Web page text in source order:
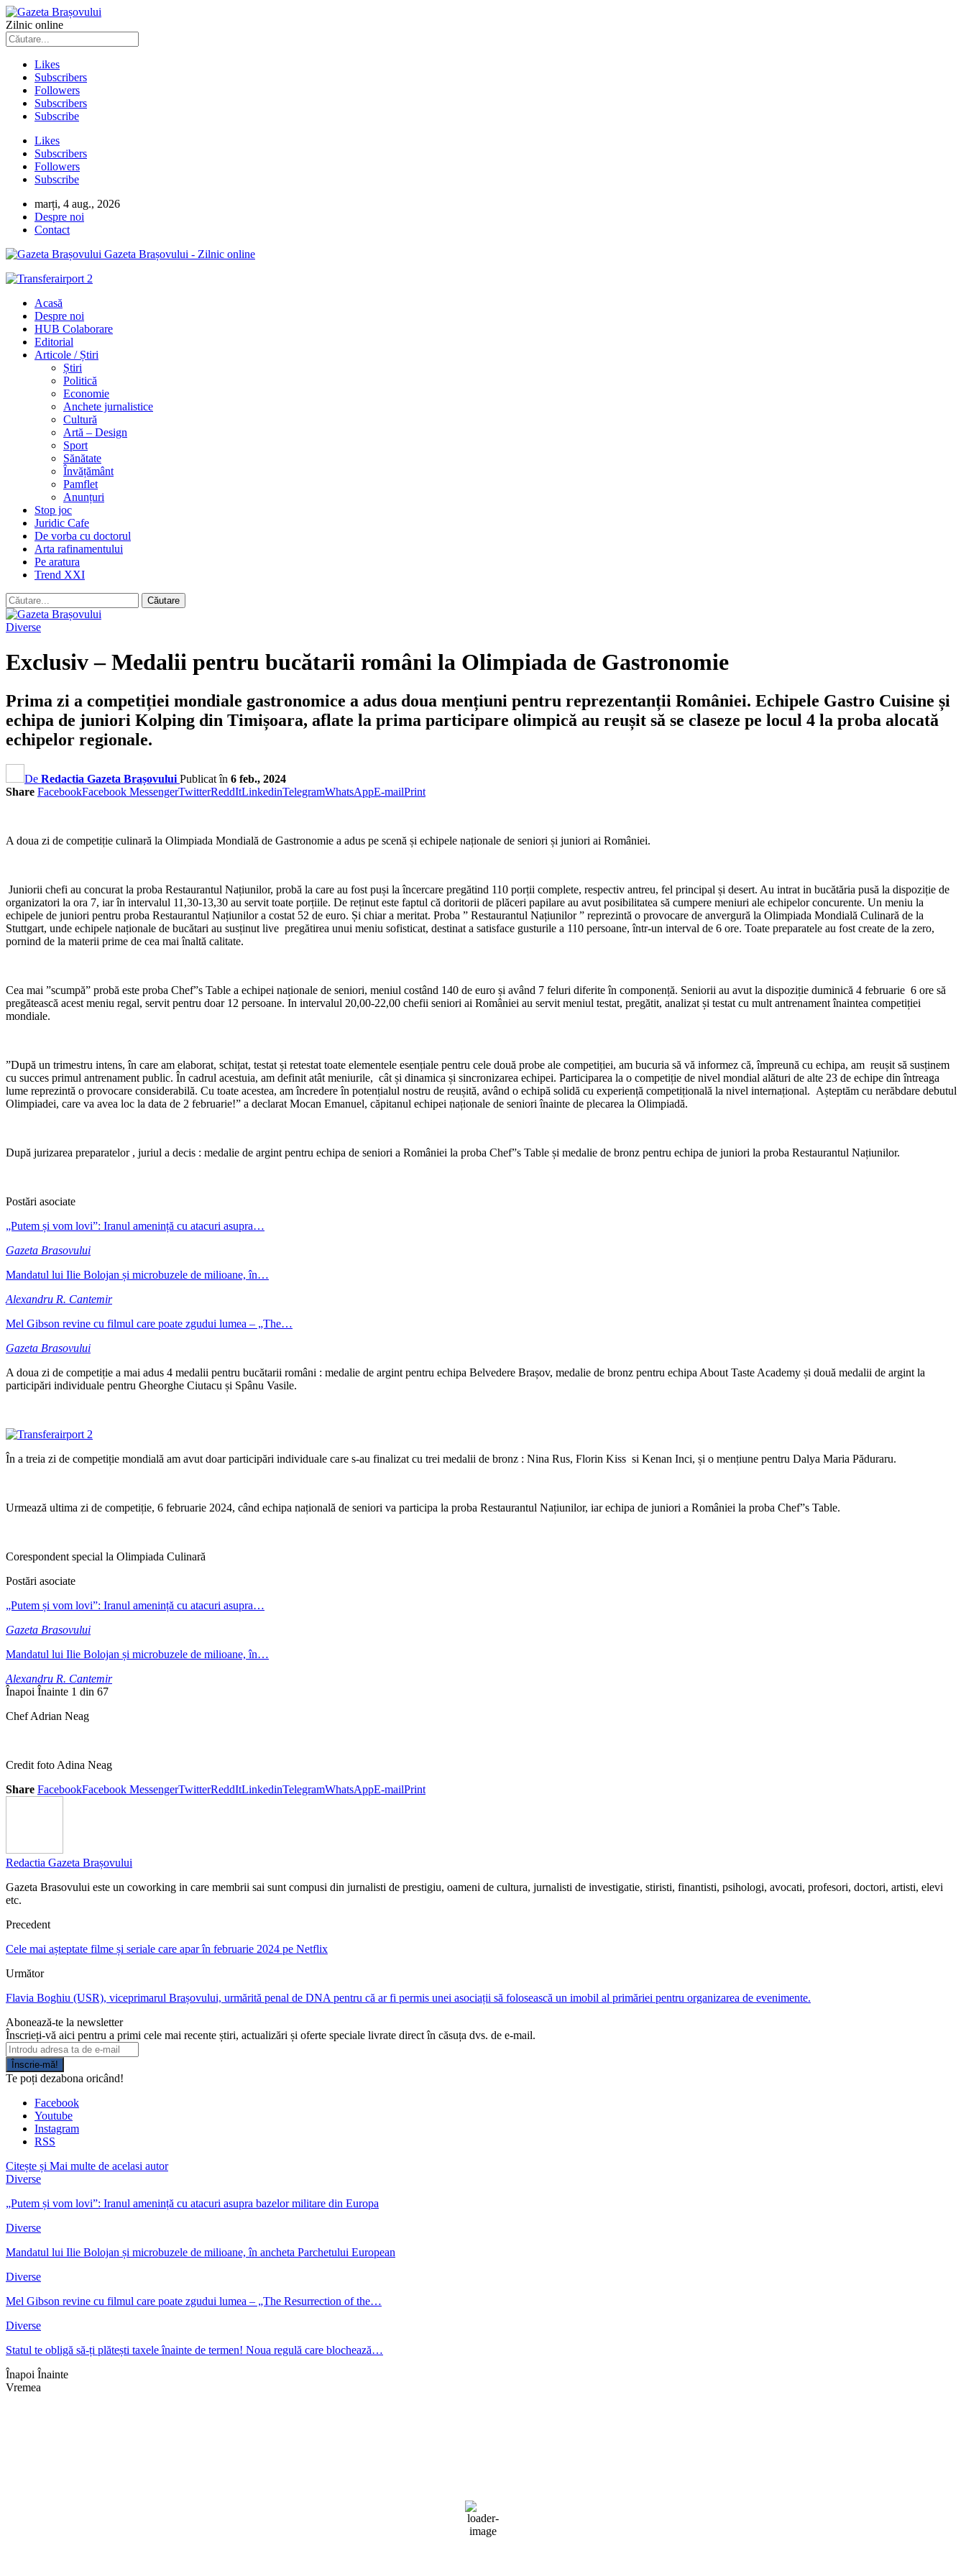
Zilnic online
Likes
Subscribers
Followers
Subscribers
Subscribe
Likes
Subscribers
Followers
Subscribe
marți, 4 aug., 2026
Despre noi
Contact
Gazeta Brașovului - Zilnic online
Acasă
Despre noi
HUB Colaborare
Editorial
Articole / Știri
Știri
Politică
Economie
Anchete jurnalistice
Cultură
Artă – Design
Sport
Sănătate
Învățământ
Pamflet
Anunțuri
Stop joc
Juridic Cafe
De vorba cu doctorul
Arta rafinamentului
Pe aratura
Trend XXI
Diverse
Exclusiv – Medalii pentru bucătarii români la Olimpiada de Gastronomie
Prima zi a competiției mondiale gastronomice a adus doua mențiuni pentru reprezentanții României. Echipele Gastro Cuisine și
echipa de juniori Kolping din Timișoara, aflate la prima participare olimpică au reușit să se claseze pe locul 4 la proba alocată
echipelor regionale.
De Redactia Gazeta Brașovului Publicat în 6 feb., 2024
Share FacebookFacebook MessengerTwitterReddItLinkedinTelegramWhatsAppE-mailPrint
A doua zi de competiție culinară la Olimpiada Mondială de Gastronomie a adus pe scenă și echipele naționale de seniori și juniori ai României.
Juniorii chefi au concurat la proba Restaurantul Națiunilor, probă la care au fost puși la încercare pregătind 110 porții complete, respectiv antreu, fel principal și desert. Au intrat in bucătăria pusă la dispoziție de
organizatori la ora 7, iar în intervalul 11,30-13,30 au servit toate porțiile. De reținut este faptul că doritorii de plăceri papilare au avut posibilitatea să cumpere meniuri ale echipelor concurente. Un meniu la
echipele de juniori pentru proba Restaurantul Națiunilor a costat 52 de euro. Și chiar a meritat. Proba ” Restaurantul Națiunilor ” reprezintă o provocare de anvergură la Olimpiada Mondială Culinară de la
Stuttgart, unde echipele naționale de bucătari au susținut live pregătirea unui meniu sofisticat, destinat a satisface gusturile a 110 persoane, într-un interval de 6 ore. Toate preparatele au fost create de la zero,
pornind de la materii prime de cea mai înaltă calitate.
Cea mai ”scumpă” probă este proba Chef”s Table a echipei naționale de seniori, meniul costând 140 de euro și având 7 feluri diferite în componență. Seniorii au avut la dispoziție duminică 4 februarie 6 ore să
pregătească acest meniu regal, servit pentru doar 12 persoane. In intervalul 20,00-22,00 chefii seniori ai României au servit meniul testat, pregătit, analizat și testat cu mult antrenament înaintea competiției
mondiale.
”După un trimestru intens, în care am elaborat, schițat, testat și retestat toate elementele esențiale pentru cele două probe ale competiției, am bucuria să vă informez că, împreună cu echipa, am reușit să susținem
cu succes primul antrenament public. În cadrul acestuia, am definit atât meniurile, cât și dinamica și sincronizarea echipei. Participarea la o competiție de nivel mondial alături de alte 23 de echipe din întreaga
lume reprezintă o provocare considerabilă. Cu toate acestea, am încredere în potențialul nostru de reușită, având o echipă solidă cu experiență competițională la nivel internațional. Așteptăm cu nerăbdare debutul
Olimpiadei, care va avea loc la data de 2 februarie!” a declarat Mocan Emanuel, căpitanul echipei naționale de seniori înainte de plecarea la Olimpiadă.
După jurizarea preparatelor , juriul a decis : medalie de argint pentru echipa de seniori a României la proba Chef”s Table și medalie de bronz pentru echipa de juniori la proba Restaurantul Națiunilor.
Postări asociate
„Putem și vom lovi”: Iranul amenință cu atacuri asupra…
Gazeta Brasovului
Mandatul lui Ilie Bolojan și microbuzele de milioane, în…
Alexandru R. Cantemir
Mel Gibson revine cu filmul care poate zgudui lumea – „The…
Gazeta Brasovului
A doua zi de competiție a mai adus 4 medalii pentru bucătarii români : medalie de argint pentru echipa Belvedere Brașov, medalie de bronz pentru echipa About Taste Academy și două medalii de argint la
participări individuale pentru Gheorghe Ciutacu și Spânu Vasile.
În a treia zi de competiție mondială am avut doar participări individuale care s-au finalizat cu trei medalii de bronz : Nina Rus, Florin Kiss si Kenan Inci, și o mențiune pentru Dalya Maria Păduraru.
Urmează ultima zi de competiție, 6 februarie 2024, când echipa națională de seniori va participa la proba Restaurantul Națiunilor, iar echipa de juniori a României la proba Chef”s Table.
Corespondent special la Olimpiada Culinară
Postări asociate
„Putem și vom lovi”: Iranul amenință cu atacuri asupra…
Gazeta Brasovului
Mandatul lui Ilie Bolojan și microbuzele de milioane, în…
Alexandru R. Cantemir
Înapoi Înainte 1 din 67
Chef Adrian Neag
Credit foto Adina Neag
Share FacebookFacebook MessengerTwitterReddItLinkedinTelegramWhatsAppE-mailPrint
Redactia Gazeta Brașovului
Gazeta Brasovului este un coworking in care membrii sai sunt compusi din jurnalisti de prestigiu, oameni de cultura, jurnalisti de investigatie, stiristi, finantisti, psihologi, avocati, profesori, doctori, artisti, elevi
etc.
Precedent
Cele mai așteptate filme și seriale care apar în februarie 2024 pe Netflix
Următor
Flavia Boghiu (USR), viceprimarul Brașovului, urmărită penal de DNA pentru că ar fi permis unei asociații să folosească un imobil al primăriei pentru organizarea de evenimente.
Abonează-te la newsletter
Înscrieți-vă aici pentru a primi cele mai recente știri, actualizări și oferte speciale livrate direct în căsuța dvs. de e-mail.
Înscrie-mă!
Te poți dezabona oricând!
Facebook
Youtube
Instagram
RSS
Citește și Mai multe de acelasi autor
Diverse
„Putem și vom lovi”: Iranul amenință cu atacuri asupra bazelor militare din Europa
Diverse
Mandatul lui Ilie Bolojan și microbuzele de milioane, în ancheta Parchetului European
Diverse
Mel Gibson revine cu filmul care poate zgudui lumea – „The Resurrection of the…
Diverse
Statul te obligă să-ți plătești taxele înainte de termen! Noua regulă care blochează…
Înapoi Înainte
Vremea